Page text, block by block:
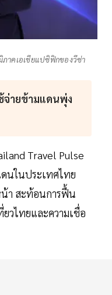
าคเอเชียแปซิฟิกของวีซ่า
จ่ายข้ามแดนพุ่ง
Travel Pulse
นในประเทศไทย
า สะท้อนการฟื้น
ยวไทยและความเชื่อ